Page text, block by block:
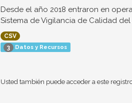
Desde el año 2018 entraron en
Sistema de Vigilancia de Calidad
CSV
3
Datos y Recursos
Usted también puede acceder a este